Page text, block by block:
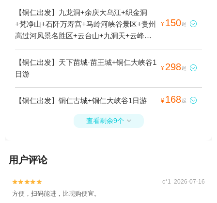
【铜仁出发】九龙洞+余庆大乌江+织金洞
+梵净山+石阡万寿宫+马岭河峡谷景区+贵州
高过河风景名胜区+云台山+九洞天+云峰屯
堡景区+荔波樟江风景名胜区+杉木河漂流
+百里杜鹃风景区+西江温泉度假村+青龙洞
+斗篷山景区+黔南蛤蚌河+黄果树景区+妥乐
+旧州古镇+上舞阳河风景区+天星桥景区+乌
江渡+隆里古城+肇兴侗寨+天龙屯堡景区+重
庆乌江龚滩旅游度假区+黔东南州民族博物馆
+铜仁文笔峰+㵲阳河风景名胜区+西江千户
树漂流+黄果树神龙洞+万峰湖+荔波大七孔
景区+陡坡塘瀑布+万峰林景区+金海雪山+铜
¥ 150起 
【铜仁出发】天下苗城·苗王城+铜仁大峡谷1
日游
¥ 298起 
【铜仁出发】铜仁古城+铜仁大峡谷1日游 ¥ 168起 
查看剩余9个 
用户评论

 c*1 2026-07-16
方便，扫码能进，比现购便宜。